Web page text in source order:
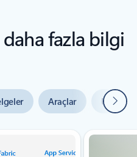
fazla bilgi
Araçlar Uzman